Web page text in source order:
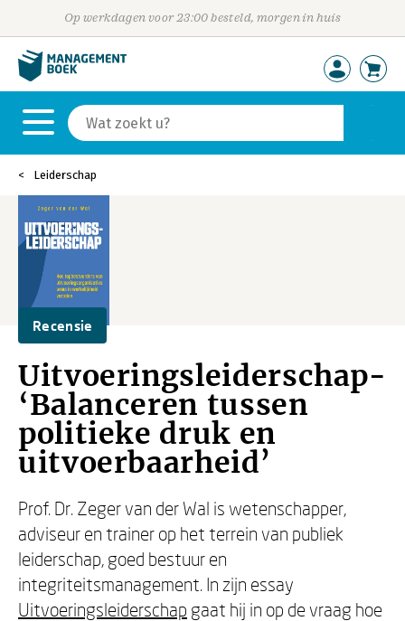
Op werkdagen voor 23:00 besteld, morgen in huis
Leiderschap
Recensie
Uitvoeringsleiderschap-
‘Balanceren tussen
politieke druk en
uitvoerbaarheid’
Prof. Dr. Zeger van der Wal is wetenschapper,
adviseur en trainer op het terrein van publiek
leiderschap, goed bestuur en
integriteitsmanagement. In zijn essay
Uitvoeringsleiderschap gaat hij in op de vraag hoe